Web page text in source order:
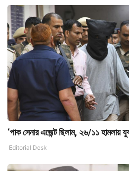
‘পাক সেনার এজেন্ট ছিলাম, ২৬/১১ হামলায়
Editorial Desk